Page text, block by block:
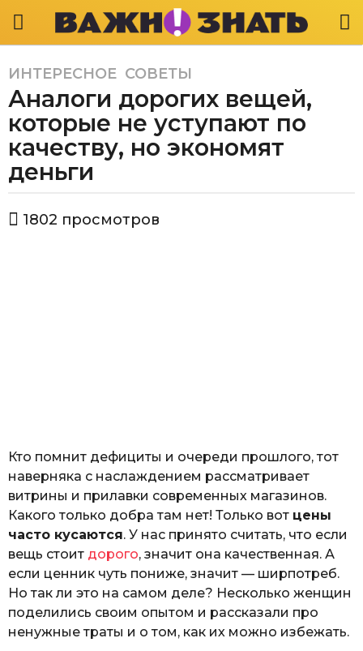
5
л
т
a
g
5
л
ИНТЕРЕСНОЕ ,СОВЕТЫ
Аналоги дорогих вещей,
которые не уступают по
качеству, но экономят
деньги
в
1802 просмотров
Кто помнит дефициты и очереди прошлого, тот
наверняка с наслаждением рассматривает
витрины и прилавки современных магазинов.
Какого только добра там нет! Только вот цены
часто кусаются. У нас принято считать, что если
вещь стоит дорого, значит она качественная. А
если ценник чуть пониже, значит — ширпотреб.
Но так ли это на самом деле? Несколько женщин
поделились своим опытом и рассказали про
ненужные траты и о том, как их можно избежать.